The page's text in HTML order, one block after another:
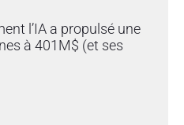
l’IA a propulsé une
à 401M$ (et ses